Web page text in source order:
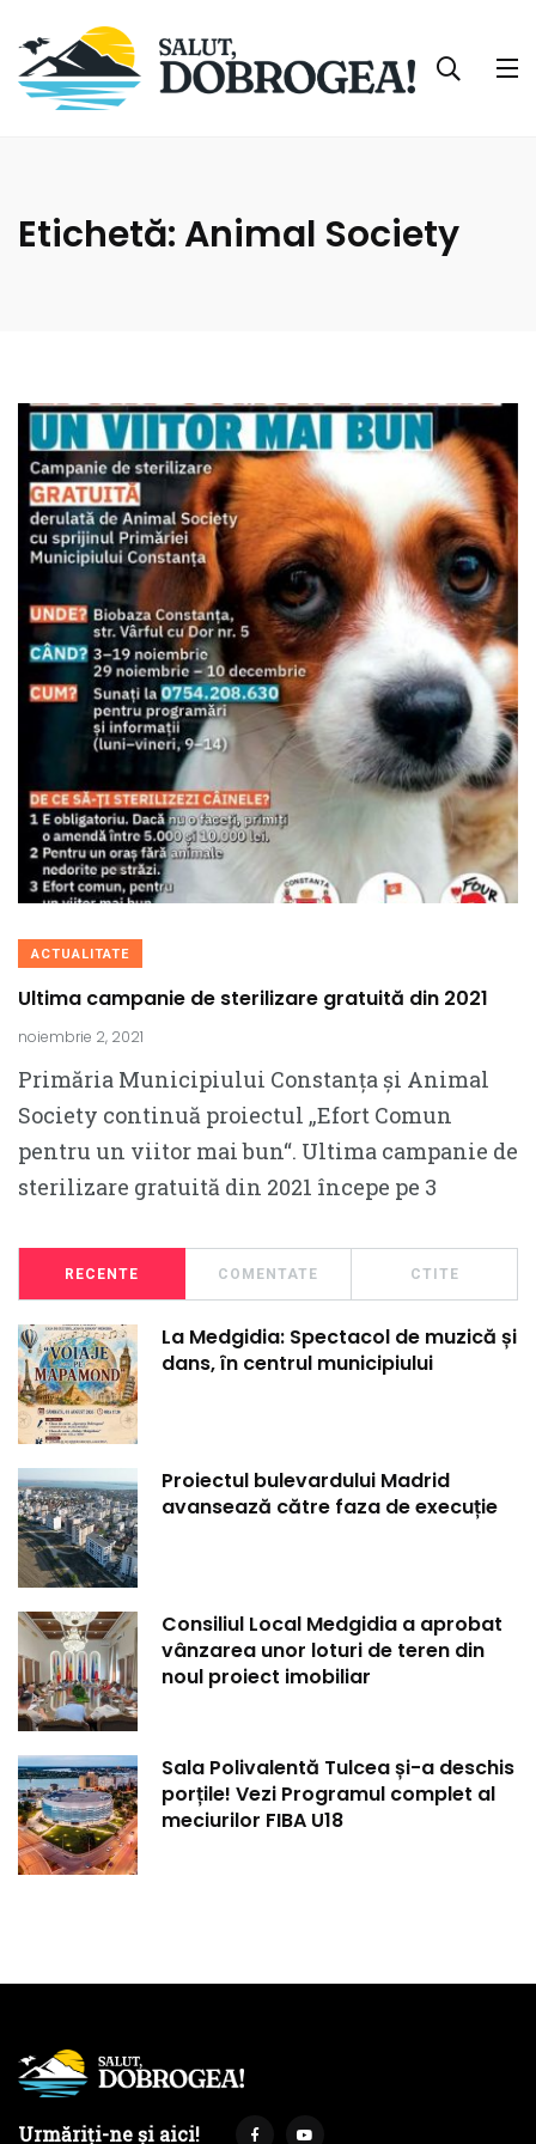
Etichetă: Animal Society
ACTUALITATE
Ultima campanie de sterilizare gratuită din 2021
noiembrie 2, 2021
Primăria Municipiului Constanța și Animal
Society continuă proiectul „Efort Comun
pentru un viitor mai bun“. Ultima campanie de
sterilizare gratuită din 2021 începe pe 3
RECENTE COMENTATE CTITE
La Medgidia: Spectacol de muzică și
dans, în centrul municipiului
Proiectul bulevardului Madrid
avansează către faza de execuție
Consiliul Local Medgidia a aprobat
vânzarea unor loturi de teren din
noul proiect imobiliar
Sala Polivalentă Tulcea și-a deschis
porțile! Vezi Programul complet al
meciurilor FIBA U18
Urmăriți-ne și aici!